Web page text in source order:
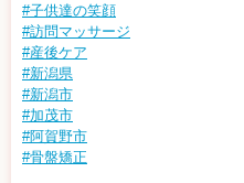
#子供達の笑顔
#訪問マッサージ
#産後ケア
#新潟県
#新潟市
#加茂市
#阿賀野市
#骨盤矯正